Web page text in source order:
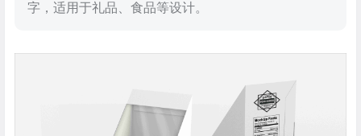
字，适用于礼品、食品等设计。